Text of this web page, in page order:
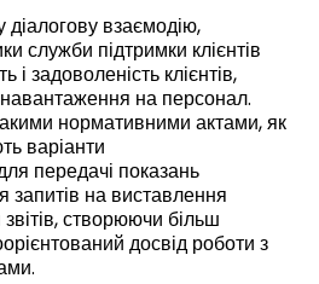
взаємодію,
служби підтримки клієнтів
і задоволеність клієнтів,
на персонал.
нормативними актами, як
варіанти
передачі показань
запитів на виставлення
створюючи більш
досвід роботи з